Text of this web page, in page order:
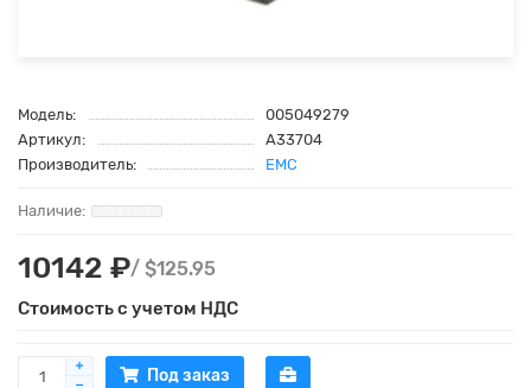
Модель:
005049279
Артикул:
A33704
Производитель:
EMC
10142 ₽/ $125.95
Стоимость с учетом НДС
Под заказ